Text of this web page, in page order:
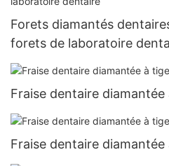
Forets diamantés
forets de laboratoire
Fraise dentaire diamantée
Fraise dentaire diamantée